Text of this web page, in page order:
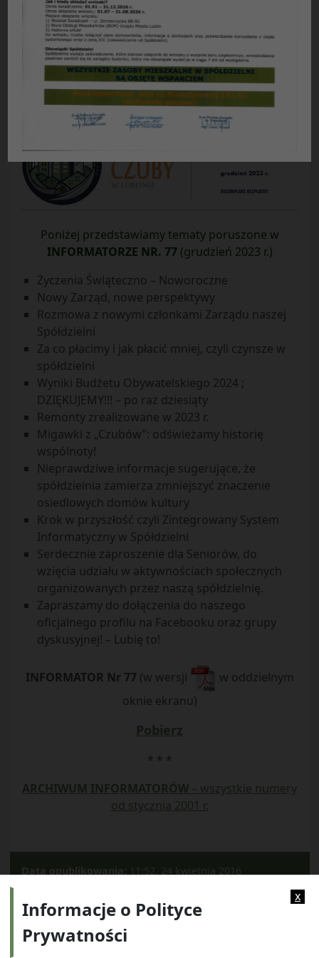
planowanych działań Zarządu. Chcemy
przekazywać Państwu dane dotyczące zagadnień
finansowych naszej Spółdzielni, realizacji
remontów i inwestycji oraz wszelkich istotnych
spraw dotyczących naszych mieszkańców.
* * *
Poniżej przedstawiamy tematy poruszone w
INFORMATORZE NR. 77(grudzień 2023 r.)
Życzenia Świąteczno – Noworoczne
Nowy Zarząd, nowe perspektywy
Rozmowa z nowymi członkami Zarządu naszej
Spółdzielni
Za co płacimy i jak płacić mniej, czyli czynsze w
spółdzielni
Wyniki Budżetu Obywatelskiego 2024 ;
DZIĘKUJEMY!!! – po raz dziesiąty
Remonty zrealizowane w 2023 r.
Migawki z „Czubów”: odświeżamy historię
wspólnoty!
Nieprawdziwe informacje sugerujące, że
spółdzielnia zamierza zmniejszyć znaczenie
osiedlowych domów kultury
Krok w przyszłość czyli Zintegrowany System
Informatyczny w Spółdzielni
Serdecznie zaproszenie dla Seniorów, do
wzięcia udziału w aktywnościach społecznych
organizowanych przez naszą spółdzielnię.
Zapraszamy do dołączenia do naszego
oficjalnego profilu na Facebooku oraz grupy
dyskusyjnej! – Lubię to!
INFORMATOR Nr 77 (w wersji
w oddzielnym
oknie ekranu)
Pobierz
* * *
ARCHIWUM INFORMATORÓW – wszystkie numery
od stycznia 2001 r.
Data opublikowania: 11:52, 24 kwietnia 2016
x
Informacje o Polityce
Prywatności